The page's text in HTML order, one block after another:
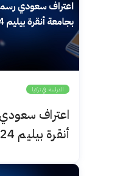
الدراسة في تركيا
اعتراف
أنقرة بيليم 2024